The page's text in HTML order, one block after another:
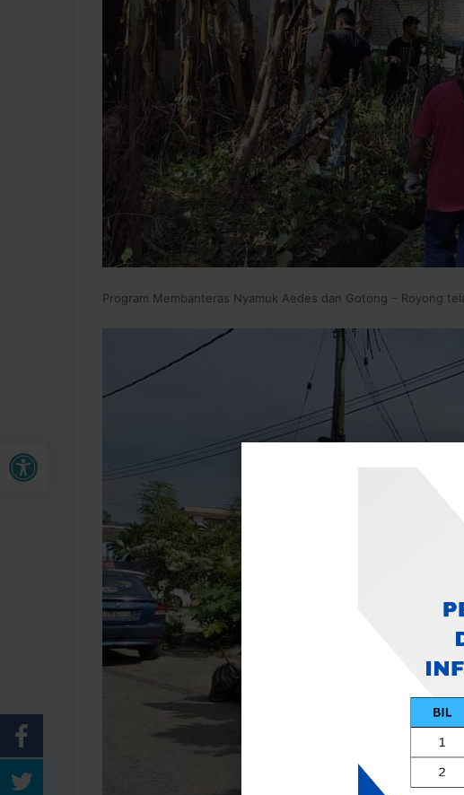
Buka bar alat
Program Membanteras Nyamuk Aedes dan Gotong – Royong